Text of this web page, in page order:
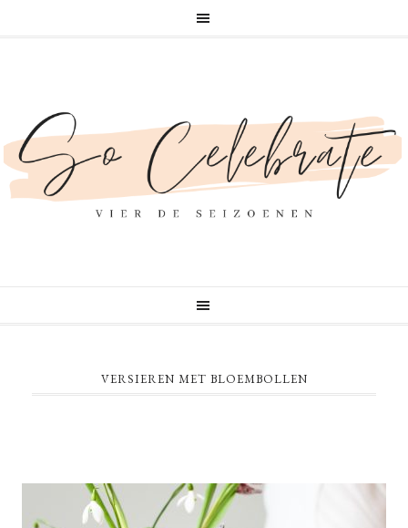
VERSIEREN MET BLOEMBOLLEN